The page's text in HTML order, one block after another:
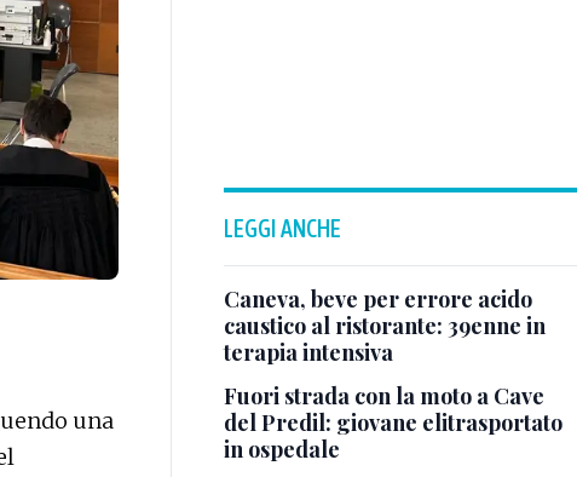
una
LEGGI ANCHE
Caneva, beve per errore acido
caustico al ristorante: 39enne in
terapia intensiva
Fuori strada con la moto a Cave
del Predil: giovane elitrasportato
in ospedale